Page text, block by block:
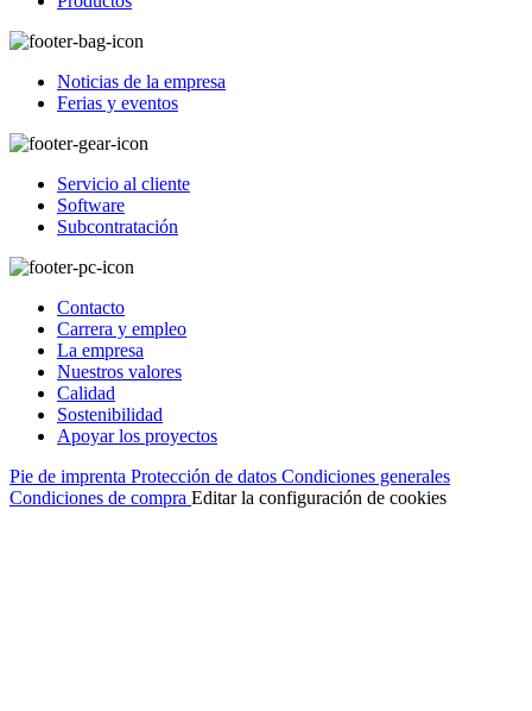
Noticias de la empresa
Ferias y eventos
Servicio al cliente
Software
Subcontratación
Contacto
Carrera y empleo
La empresa
Nuestros valores
Calidad
Sostenibilidad
Apoyar los proyectos
Pie de imprenta Protección de datos Condiciones generales
Condiciones de compra Editar la configuración de cookies